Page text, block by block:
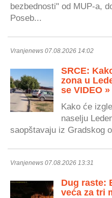
bezbednosti" od MUP-a,
Poseb...
Vranjenews 07.08.2026 14:02
SRCE:
zona u
se VIDEO »
Kako će
naselju
saopštavaju iz Gradskog
Vranjenews 07.08.2026 13:31
Dug raste:
veća za tri